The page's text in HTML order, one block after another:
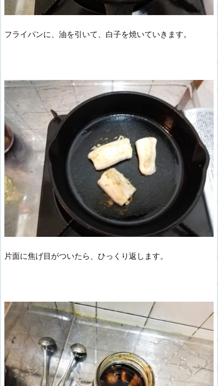
フライパンに、油を引いて、白子を焼いていきます。
片面に焦げ目がついたら、ひっくり返します。